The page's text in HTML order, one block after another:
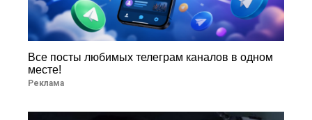
Все посты любимых телеграм каналов в одном
месте!
Реклама